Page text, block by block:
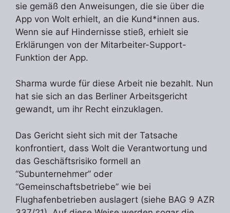
sie gemäß den Anweisungen, die sie über die
App von Wolt erhielt, an die Kund*innen aus.
Wenn sie auf Hindernisse stieß, erhielt sie
Erklärungen von der Mitarbeiter-Support-
Funktion der App.
Sharma wurde für diese Arbeit nie bezahlt. Nun
hat sie sich an das Berliner Arbeitsgericht
gewandt, um ihr Recht einzuklagen.
Das Gericht sieht sich mit der Tatsache
konfrontiert, dass Wolt die Verantwortung und
das Geschäftsrisiko formell an
“Subunternehmer” oder
“Gemeinschaftsbetriebe” wie bei
Flughafenbetrieben auslagert (siehe BAG 9 AZR